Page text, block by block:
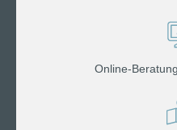
Online-